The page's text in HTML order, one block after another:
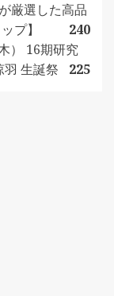
厳選した高品
プ】
240
） 16期研究
生誕祭
225